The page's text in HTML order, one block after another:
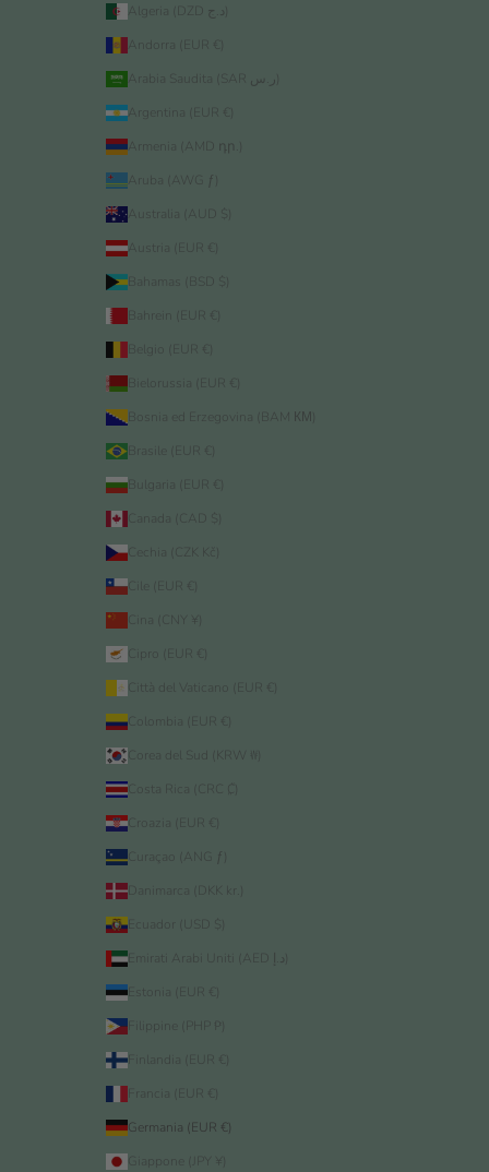
Andorra (EUR €)
Argentina (EUR €)
Armenia (AMD դր.)
Aruba (AWG ƒ)
Australia (AUD $)
Austria (EUR €)
Bahamas (BSD $)
Bahrein (EUR €)
Belgio (EUR €)
Bielorussia (EUR €)
Bosnia ed Erzegovina (BAM КМ)
Brasile (EUR €)
Bulgaria (EUR €)
Canada (CAD $)
Cechia (CZK Kč)
Cina (CNY ¥)
Cipro (EUR €)
Città del Vaticano (EUR €)
Colombia (EUR €)
Corea del Sud (KRW ₩)
Costa Rica (CRC ₡)
Croazia (EUR €)
Curaçao (ANG ƒ)
Danimarca (DKK kr.)
Ecuador (USD $)
Estonia (EUR €)
Filippine (PHP ₱)
Finlandia (EUR €)
Francia (EUR €)
Germania (EUR €)
Giappone (JPY ¥)